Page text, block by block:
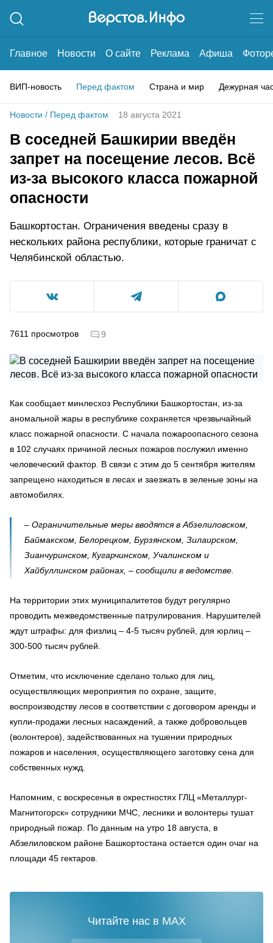
Главное Новости О сайте Реклама Афиша
ВИП-новость Перед фактом Страна и мир Дежурная
Новости / Перед фактом 18 августа 2021
В соседней Башкирии введён
запрет на посещение лесов. Всё
из-за высокого класса пожарной
опасности
Башкортостан. Ограничения введены сразу в
нескольких района республики, которые граничат с
Челябинской областью.
7611 просмотров 9
Как сообщает минлесхоз Республики Башкортостан, из-за
аномальной жары в республике сохраняется чрезвычайный
класс пожарной опасности. С начала пожароопасного сезона
в 102 случаях причиной лесных пожаров послужил именно
человеческий фактор. В связи с этим до 5 сентября жителям
запрещено находиться в лесах и заезжать в зеленые зоны на
автомобилях.
– Ограничительные меры вводятся в Абзелиловском,
Баймакском, Белорецком, Бурзянском, Зилаирском,
Зианчуринском, Кугарчинском, Учалинском и
Хайбуллинском районах, – сообщили в ведомстве.
На территории этих муниципалитетов будут регулярно
проводить межведомственные патрулирования. Нарушителей
ждут штрафы: для физлиц – 4-5 тысяч рублей, для юрлиц –
300-500 тысяч рублей.
Отметим, что исключение сделано только для лиц,
осуществляющих мероприятия по охране, защите,
воспроизводству лесов в соответствии с договором аренды и
купли-продажи лесных насаждений, а также добровольцев
(волонтеров), задействованных на тушении природных
пожаров и населения, осуществляющего заготовку сена для
собственных нужд.
Напомним, с воскресенья в окрестностях ГЛЦ «Металлург-
Магнитогорск» сотрудники МЧС, лесники и волонтеры тушат
природный пожар. По данным на утро 18 августа, в
Абзелиловском районе Башкортостана остается один очаг на
площади 45 гектаров.
Читайте нас в MAX